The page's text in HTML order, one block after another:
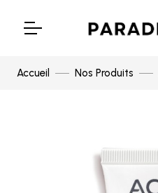
Accueil Nos Produits